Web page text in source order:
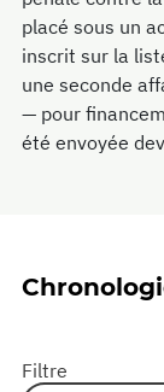
placé sous un
inscrit sur la
une seconde
— pour
été envoyée
Filtre